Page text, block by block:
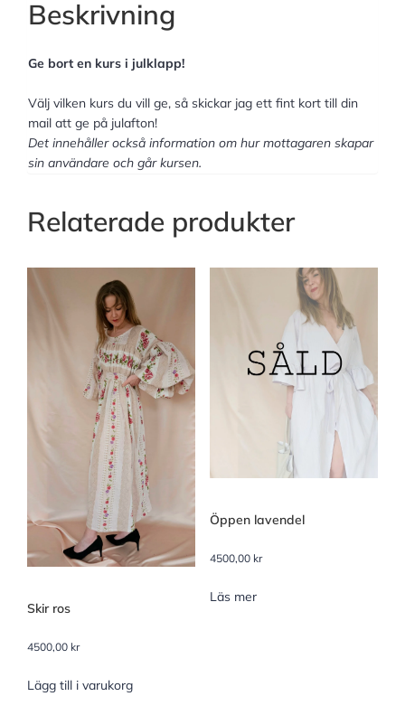
Beskrivning
Ge bort en kurs i julklapp!
Välj vilken kurs du vill ge, så skickar jag ett fint kort till din
mail att ge på julafton!
Det innehåller också information om hur mottagaren skapar
sin användare och går kursen.
Relaterade produkter
Skir ros
4500,00 kr
Lägg till i varukorg
Öppen lavendel
4500,00 kr
Läs mer